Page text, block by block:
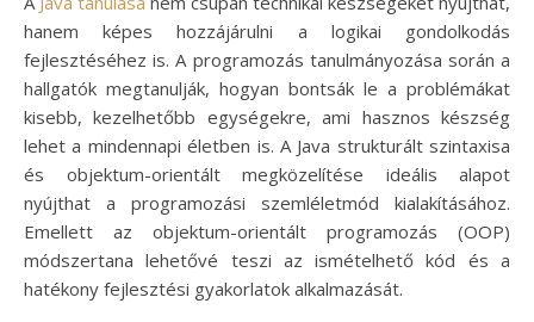
hanem képes hozzájárulni a logikai gondolkodás
fejlesztéséhez is. A programozás tanulmányozása során a
hallgatók megtanulják, hogyan bontsák le a problémákat
kisebb, kezelhetőbb egységekre, ami hasznos készség
lehet a mindennapi életben is. A Java strukturált szintaxisa
és objektum-orientált megközelítése ideális alapot
nyújthat a programozási szemléletmód kialakításához.
Emellett az objektum-orientált programozás (OOP)
módszertana lehetővé teszi az ismételhető kód és a
hatékony fejlesztési gyakorlatok alkalmazását.